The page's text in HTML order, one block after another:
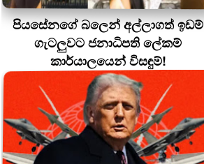
පියසේනගේ බලෙන් අල්ලාගත් ඉඩම්
ගැටලුවට ජනාධිපති ලේකම්
කාර්යාලයෙන් විසඳුම්!